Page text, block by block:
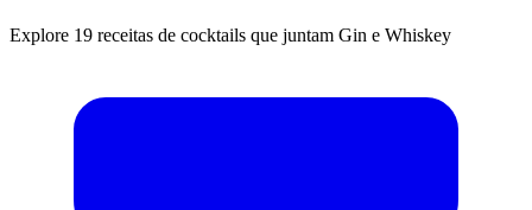
Explore 19 receitas de cocktails que juntam Gin e Whiskey